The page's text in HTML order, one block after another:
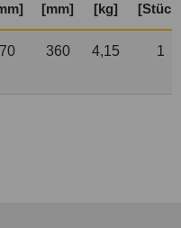
[mm]
[kg]
70 360 4,15 1